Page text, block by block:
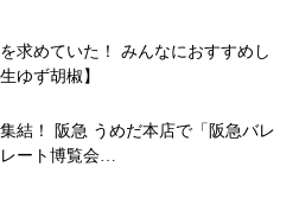
求めていた！ みんなにおすすめし
ゆず胡椒】
結！ 阪急 うめだ本店で「阪急バレ
ート博覧会…